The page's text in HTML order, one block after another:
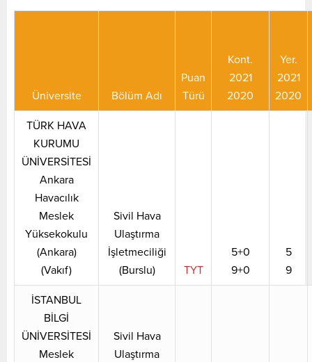
Üniversite Bölüm Adı
Puan
Türü
Kont.
2021
2020
Yer.
2021
2020
TÜRK HAVA
KURUMU
ÜNİVERSİTESİ
Ankara
Havacılık
Meslek
Yüksekokulu
(Ankara)
(Vakıf)
Sivil Hava
Ulaştırma
İşletmeciliği
(Burslu)
TYT
5+0
9+0
5
9
İSTANBUL
BİLGİ
ÜNİVERSİTESİ
Meslek
Sivil Hava
Ulaştırma